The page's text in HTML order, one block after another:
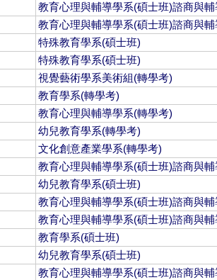
教育心理與輔導學系(碩士班)諮商與輔
教育心理與輔導學系(碩士班)諮商與輔
特殊教育學系(碩士班)
特殊教育學系(碩士班)
視覺藝術學系美術組(轉學考)
教育學系(轉學考)
教育心理與輔導學系(轉學考)
幼兒教育學系(轉學考)
文化創意產業學系(轉學考)
教育心理與輔導學系(碩士班)諮商與輔
幼兒教育學系(碩士班)
教育心理與輔導學系(碩士班)諮商與輔
教育心理與輔導學系(碩士班)諮商與輔
教育學系(碩士班)
幼兒教育學系(碩士班)
教育心理與輔導學系(碩士班)諮商與輔